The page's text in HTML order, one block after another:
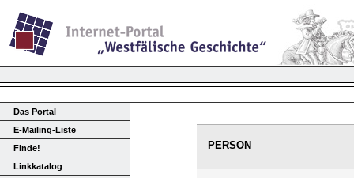
Das Portal
E-Mailing-Liste
Finde!
Linkkatalog
PERSON